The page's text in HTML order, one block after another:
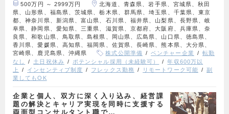
500万円 ～ 2999万円
北海道、青森県、岩手県、宮城県、秋田
県、山形県、福島県、茨城県、栃木県、群馬県、埼玉県、千葉県、東京
都、神奈川県、新潟県、富山県、石川県、福井県、山梨県、長野県、岐
阜県、静岡県、愛知県、三重県、滋賀県、京都府、大阪府、兵庫県、奈
良県、和歌山県、鳥取県、島根県、岡山県、広島県、山口県、徳島県、
香川県、愛媛県、高知県、福岡県、佐賀県、長崎県、熊本県、大分県、
宮崎県、鹿児島県、沖縄県
株式公開準備 ベンチャー企業
転勤
なし
土日祝休み ポテンシャル採用（未経験可）
年収600万以
上
インセンティブ制度 フレックス勤務 リモートワーク可能
副
業してもOK
企業と個人、双方に深く入り込み、経営課
題の解決とキャリア実現を同時に支援する
両面型コンサルタント職で…